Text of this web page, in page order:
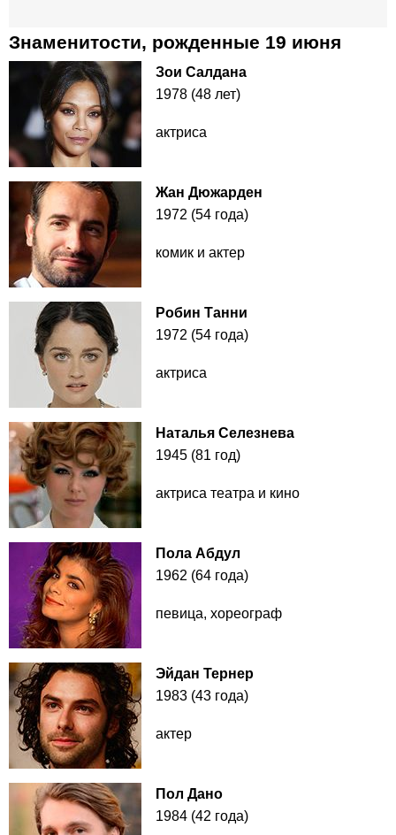
Знаменитости, рожденные 19 июня
Зои Салдана
1978 (48 лет)
актриса
Жан Дюжарден
1972 (54 года)
комик и актер
Робин Танни
1972 (54 года)
актриса
Наталья Селезнева
1945 (81 год)
актриса театра и кино
Пола Абдул
1962 (64 года)
певица, хореограф
Эйдан Тернер
1983 (43 года)
актер
Пол Дано
1984 (42 года)